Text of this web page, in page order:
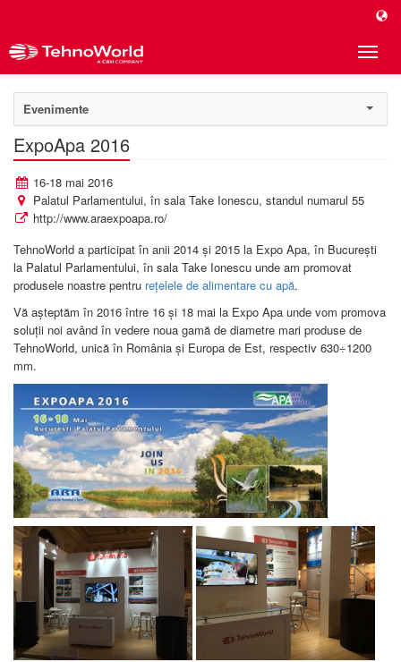
Toggle
Evenimente
ExpoApa 2016
16-18 mai 2016
Palatul Parlamentului, în sala Take Ionescu, standul numarul 55
http://www.araexpoapa.ro/
TehnoWorld a participat în anii 2014 şi 2015 la Expo Apa, în Bucureşti
la Palatul Parlamentului, în sala Take Ionescu unde am promovat
produsele noastre pentru reţelele de alimentare cu apă.
Vă aşteptăm în 2016 între 16 şi 18 mai la Expo Apa unde vom promova
soluţii noi având în vedere noua gamă de diametre mari produse de
TehnoWorld, unică în România şi Europa de Est, respectiv 630÷1200
mm.